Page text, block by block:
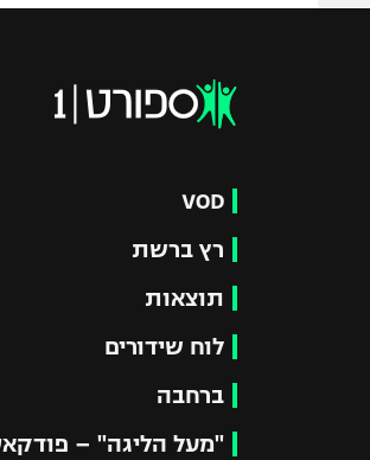
VOD
רץ ברשת
תוצאות
לוח שידורים
ברחבה
"מעל הליגה" –